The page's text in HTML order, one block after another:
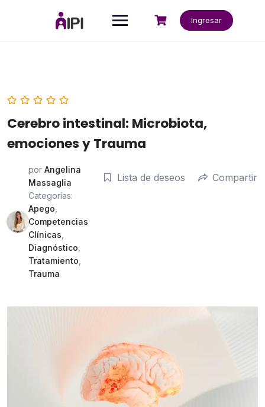
Ingresar
Cerebro intestinal: Microbiota,
emociones y Trauma
por Angelina
Massaglia
Categorías:
Apego
Competencias
Clínicas
Diagnóstico
Tratamiento
Trauma
Lista de deseos Compartir